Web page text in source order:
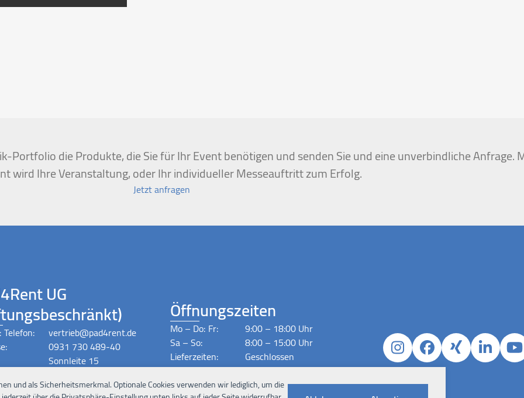
und als Sicherheitsmerkmal. Optionale Cookies verwenden wir lediglich, um die
Portfolio die Produkte, die Sie für Ihr Event benötigen und senden Sie und eine unverbindliche Anfrage.
wird Ihre Veranstaltung, oder Ihr individueller Messeauftritt zum Erfolg.
Jetzt anfragen
UG
vertrieb@pad4rent.de
Telefon:
0931 730 489-40
Sonnleite 15
Öffnungszeiten
Mo – Do: 9:00 – 18:00 Uhr
Fr:
8:00 – 15:00 Uhr
Sa – So:
Geschlossen
Lieferzeiten:
Nach Absprache
Instagram
Facebook
Xing